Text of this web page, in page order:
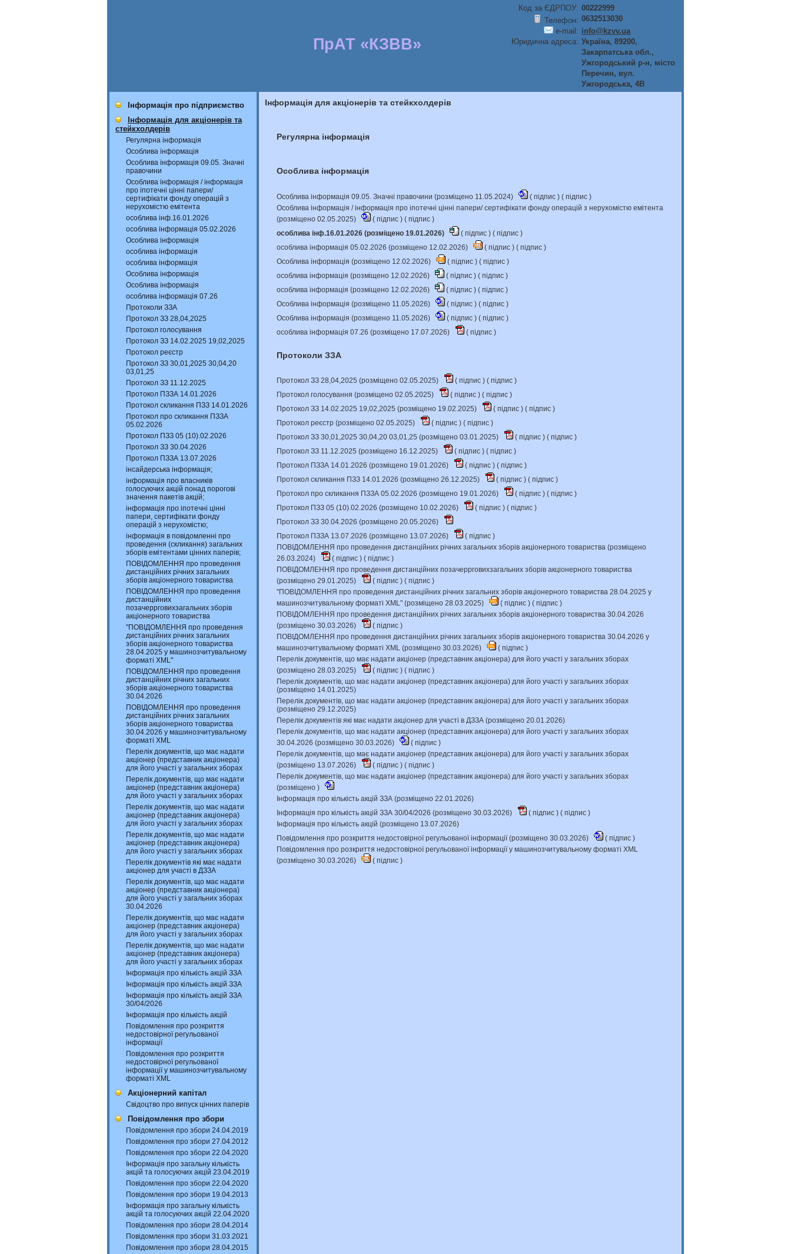
ПрАТ «КЗВВ»
Код за ЄДРПОУ: 00222999
Телефон: 0632513030
e-mail: info@kzvv.ua
Юридична адреса: Україна, 89200,
Закарпатська обл.,
Ужгородський р-н, мiсто
Перечин, вул.
Ужгородська, 4В
Інформація про підприємство
Інформація для акціонерів та
стейкхолдерів
Регулярна інформація
Особлива інформація
Особлива інформація 09.05. Значні
правочини
Особлива інформація / інформація
про іпотечні цінні папери/
сертифікати фонду операцій з
нерухомістю емітента
особлива інф.16.01.2026
особлива інформація 05.02.2026
Особлива інформація
особлива інформація
особлива інформація
Особлива інформація
Особлива інформація
особлива інформація 07.26
Протоколи ЗЗА
Протокол ЗЗ 28,04,2025
Протокол голосування
Протокол ЗЗ 14.02.2025 19,02,2025
Протокол реєстр
Протокол ЗЗ 30,01,2025 30,04,20
03,01,25
Протокол ЗЗ 11.12.2025
Протокол ПЗЗА 14.01.2026
Протокол скликання ПЗЗ 14.01.2026
Протокол про скликання ПЗЗА
05.02.2026
Протокол ПЗЗ 05 (10).02.2026
Протокол ЗЗ 30.04.2026
Протокол ПЗЗА 13.07.2026
інсайдерська інформація;
інформація про власників
голосуючих акцій понад порогові
значення пакетів акцій;
інформація про іпотечні цінні
папери, сертифікати фонду
операцій з нерухомістю;
інформація в повідомленні про
проведення (скликання) загальних
зборів емітентами цінних паперів;
ПОВІДОМЛЕННЯ про проведення
дистанційних річних загальних
зборів акціонерного товариства
ПОВІДОМЛЕННЯ про проведення
дистанційних
позачеррговихзагальних зборів
акціонерного товариства
"ПОВІДОМЛЕННЯ про проведення
дистанційних річних загальних
зборів акціонерного товариства
28.04.2025 у машинозчитувальному
форматі XML"
ПОВІДОМЛЕННЯ про проведення
дистанційних річних загальних
зборів акціонерного товариства
30.04.2026
ПОВІДОМЛЕННЯ про проведення
дистанційних річних загальних
зборів акціонерного товариства
30.04.2026 у машинозчитувальному
форматі XML
Перелік документів, що має надати
акціонер (представник акціонера)
для його участі у загальних зборах
Перелік документів, що має надати
акціонер (представник акціонера)
для його участі у загальних зборах
Перелік документів, що має надати
акціонер (представник акціонера)
для його участі у загальних зборах
Перелік документів, що має надати
акціонер (представник акціонера)
для його участі у загальних зборах
Перелік документів які має надати
акціонер для участі в ДЗЗА
Перелік документів, що має надати
акціонер (представник акціонера)
для його участі у загальних зборах
30.04.2026
Перелік документів, що має надати
акціонер (представник акціонера)
для його участі у загальних зборах
Перелік документів, що має надати
акціонер (представник акціонера)
для його участі у загальних зборах
Інформація про кількість акцій ЗЗА
Інформація про кількість акцій ЗЗА
Інформація про кількість акцій ЗЗА
30/04/2026
Інформація про кількість акцій
Повідомлення про розкриття
недостовірної регульованої
інформації
Повідомлення про розкриття
недостовірної регульованої
інформації у машинозчитувальному
форматі XML
Акціонерний капітал
Свідоцтво про випуск цінних паперів
Повідомлення про збори
Повідомлення про збори 24.04.2019
Повідомлення про збори 27.04.2012
Повідомлення про збори 22.04.2020
Інформація про загальну кількість
акцій та голосуючих акцій 23.04.2019
Повідомлення про збори 22.04.2020
Повідомлення про збори 19.04.2013
Інформація про загальну кількість
акцій та голосуючих акцій 22.04.2020
Повідомлення про збори 28.04.2014
Повідомлення про збори 31.03.2021
Повідомлення про збори 28.04.2015
Інформація для акціонерів та стейкхолдерів
Регулярна інформація
Особлива інформація
Особлива інформація 09.05. Значні правочини (розміщено 11.05.2024) ( підпис ) ( підпис )
Особлива інформація / інформація про іпотечні цінні папери/ сертифікати фонду операцій з нерухомістю емітента
(розміщено 02.05.2025)
( підпис ) ( підпис )
особлива інф.16.01.2026 (розміщено 19.01.2026)
( підпис ) ( підпис )
особлива інформація 05.02.2026 (розміщено 12.02.2026)
( підпис ) ( підпис )
Особлива інформація (розміщено 12.02.2026)
( підпис ) ( підпис )
особлива інформація (розміщено 12.02.2026)
( підпис ) ( підпис )
особлива інформація (розміщено 12.02.2026)
( підпис ) ( підпис )
Особлива інформація (розміщено 11.05.2026)
( підпис ) ( підпис )
Особлива інформація (розміщено 11.05.2026)
( підпис ) ( підпис )
особлива інформація 07.26 (розміщено 17.07.2026)
( підпис )
Протоколи ЗЗА
Протокол ЗЗ 28,04,2025 (розміщено 02.05.2025) ( підпис ) ( підпис )
Протокол голосування (розміщено 02.05.2025)
( підпис ) ( підпис )
Протокол ЗЗ 14.02.2025 19,02,2025 (розміщено 19.02.2025)
( підпис ) ( підпис )
Протокол реєстр (розміщено 02.05.2025)
( підпис ) ( підпис )
Протокол ЗЗ 30,01,2025 30,04,20 03,01,25 (розміщено 03.01.2025)
( підпис ) ( підпис )
Протокол ЗЗ 11.12.2025 (розміщено 16.12.2025)
( підпис ) ( підпис )
Протокол ПЗЗА 14.01.2026 (розміщено 19.01.2026)
( підпис ) ( підпис )
Протокол скликання ПЗЗ 14.01.2026 (розміщено 26.12.2025)
( підпис ) ( підпис )
Протокол про скликання ПЗЗА 05.02.2026 (розміщено 19.01.2026)
( підпис ) ( підпис )
Протокол ПЗЗ 05 (10).02.2026 (розміщено 10.02.2026)
( підпис ) ( підпис )
Протокол ЗЗ 30.04.2026 (розміщено 20.05.2026)
Протокол ПЗЗА 13.07.2026 (розміщено 13.07.2026)
( підпис )
ПОВІДОМЛЕННЯ про проведення дистанційних річних загальних зборів акціонерного товариства (розміщено
26.03.2024)
( підпис ) ( підпис )
ПОВІДОМЛЕННЯ про проведення дистанційних позачеррговихзагальних зборів акціонерного товариства
(розміщено 29.01.2025)
( підпис ) ( підпис )
"ПОВІДОМЛЕННЯ про проведення дистанційних річних загальних зборів акціонерного товариства 28.04.2025 у
машинозчитувальному форматі XML" (розміщено 28.03.2025)
( підпис ) ( підпис )
ПОВІДОМЛЕННЯ про проведення дистанційних річних загальних зборів акціонерного товариства 30.04.2026
(розміщено 30.03.2026)
( підпис )
ПОВІДОМЛЕННЯ про проведення дистанційних річних загальних зборів акціонерного товариства 30.04.2026 у
машинозчитувальному форматі XML (розміщено 30.03.2026)
( підпис )
Перелік документів, що має надати акціонер (представник акціонера) для його участі у загальних зборах
(розміщено 28.03.2025)
( підпис ) ( підпис )
Перелік документів, що має надати акціонер (представник акціонера) для його участі у загальних зборах
(розміщено 14.01.2025)
Перелік документів, що має надати акціонер (представник акціонера) для його участі у загальних зборах
(розміщено 29.12.2025)
Перелік документів які має надати акціонер для участі в ДЗЗА (розміщено 20.01.2026)
Перелік документів, що має надати акціонер (представник акціонера) для його участі у загальних зборах
30.04.2026 (розміщено 30.03.2026)
( підпис )
Перелік документів, що має надати акціонер (представник акціонера) для його участі у загальних зборах
(розміщено 13.07.2026)
( підпис ) ( підпис )
Перелік документів, що має надати акціонер (представник акціонера) для його участі у загальних зборах
(розміщено )
Інформація про кількість акцій ЗЗА (розміщено 22.01.2026)
Інформація про кількість акцій ЗЗА 30/04/2026 (розміщено 30.03.2026)
( підпис ) ( підпис )
Інформація про кількість акцій (розміщено 13.07.2026)
Повідомлення про розкриття недостовірної регульованої інформації (розміщено 30.03.2026)
( підпис )
Повідомлення про розкриття недостовірної регульованої інформації у машинозчитувальному форматі XML
(розміщено 30.03.2026)
( підпис )